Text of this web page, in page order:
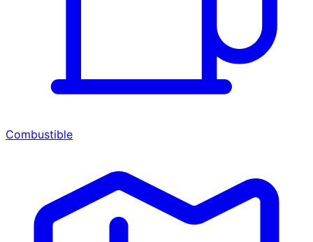
Combustible